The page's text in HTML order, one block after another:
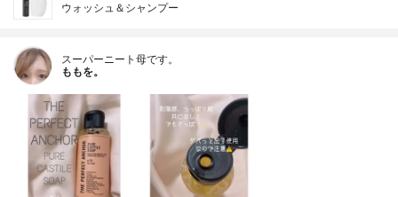
ウォッシュ＆シャンプー
スーパーニート母です。
ももを。